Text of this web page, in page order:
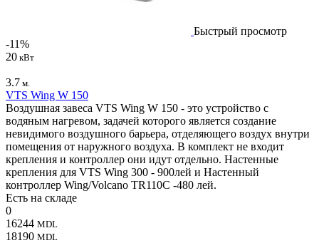
Быстрый просмотр
-11%
20 кВт
3.7 м.
VTS Wing W 150
Воздушная завеса VTS Wing W 150 - это устройство с
водяным нагревом, задачей которого является создание
невидимого воздушного барьера, отделяющего воздух внутри
помещения от наружного воздуха. В комплект не входит
крепления и контроллер они идут отдельно. Настенные
крепления для VTS Wing 300 - 900лей и Настенный
контроллер Wing/Volcano TR110C -480 лей.
Есть на складе
0
16244 MDL
18190 MDL